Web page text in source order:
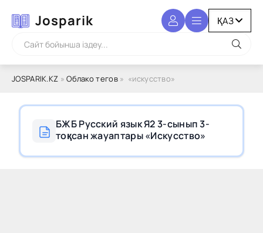
Josparik
JOSPARIK.KZ »Облако тегов» «искусство»
БЖБ Русский язык Я2 3-сынып 3-
тоқсан жауаптары «Искусство»